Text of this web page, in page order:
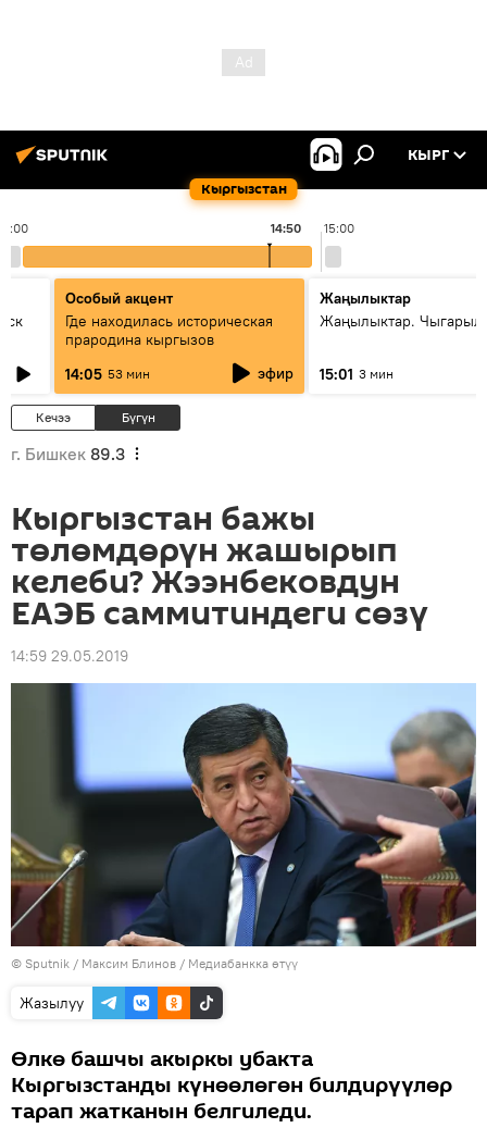
Кыргызстан
КЫРГ
15:00
14:50
Особый акцент
Где находилась историческая
прародина кыргызов
14:05 53 мин эфир
Жаңылыктар
Жаңылыктар.
15:01 3 мин
Кечээ Бүгүн
г. Бишкек 89.3
Кыргызстан бажы
төлөмдөрүн жашырып
келеби? Жээнбековдун
ЕАЭБ саммитиндеги сөзү
14:59 29.05.2019
© Sputnik / Максим Блинов / Медиабанкка өтүү
Жазылуу
Өлкө башчы акыркы убакта
Кыргызстанды күнөөлөгөн билдирүүлөр
тарап жатканын белгиледи.